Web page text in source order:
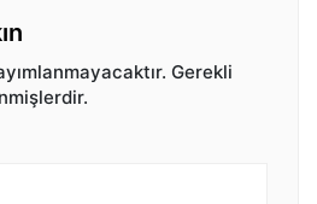
Gerekli